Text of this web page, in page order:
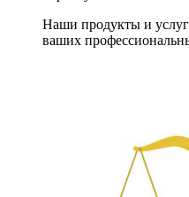
Наши продукты и
ваших